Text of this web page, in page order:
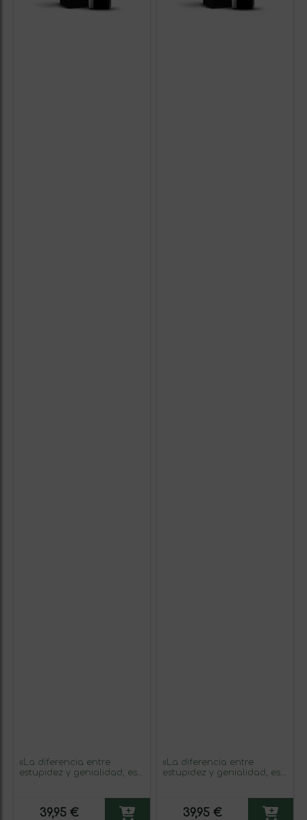
«La diferencia entre
estupidez y genialidad, es
Premium Reserva MBE.
39,95 €
«La diferencia entre
estupidez y genialidad, es
Premium Reserva MBE.
39,95 €